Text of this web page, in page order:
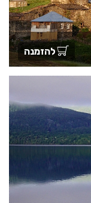
להזמנה